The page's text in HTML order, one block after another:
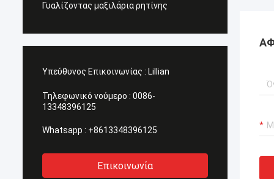
Γυαλίζοντας μαξιλάρια ρητίνης
Υπεύθυνος Επικοινωνίας : Lillian
Τηλεφωνικό νούμερο : 0086-
13348396125
Whatsapp : +8613348396125
Επικοινωνία